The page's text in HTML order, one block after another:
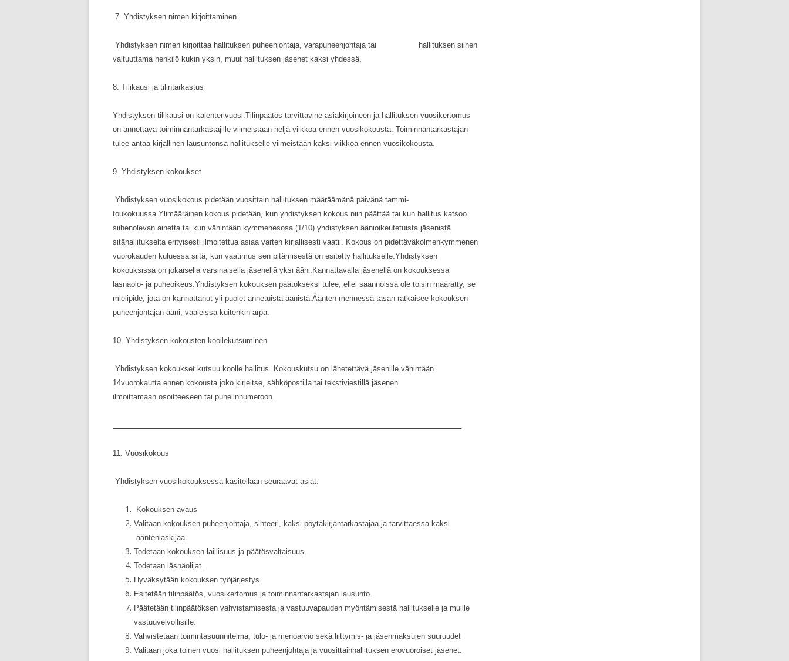
7. Yhdistyksen nimen kirjoittaminen
Yhdistyksen nimen kirjoittaa hallituksen puheenjohtaja, varapuheenjohtaja tai hallituksen siihen
valtuuttama henkilö kukin yksin, muut hallituksen jäsenet kaksi yhdessä.
8. Tilikausi ja tilintarkastus
Yhdistyksen tilikausi on kalenterivuosi.Tilinpäätös tarvittavine asiakirjoineen ja hallituksen vuosikertomus
on annettava toiminnantarkastajille viimeistään neljä viikkoa ennen vuosikokousta. Toiminnantarkastajan
tulee antaa kirjallinen lausuntonsa hallitukselle viimeistään kaksi viikkoa ennen vuosikokousta.
9. Yhdistyksen kokoukset
Yhdistyksen vuosikokous pidetään vuosittain hallituksen määräämänä päivänä tammi-
toukokuussa.Ylimääräinen kokous pidetään, kun yhdistyksen kokous niin päättää tai kun hallitus katsoo
siihenolevan aihetta tai kun vähintään kymmenesosa (1/10) yhdistyksen äänioikeutetuista jäsenistä
sitähallitukselta erityisesti ilmoitettua asiaa varten kirjallisesti vaatii. Kokous on pidettäväkolmenkymmenen
vuorokauden kuluessa siitä, kun vaatimus sen pitämisestä on esitetty hallitukselle.Yhdistyksen
kokouksissa on jokaisella varsinaisella jäsenellä yksi ääni.Kannattavalla jäsenellä on kokouksessa
läsnäolo- ja puheoikeus.Yhdistyksen kokouksen päätökseksi tulee, ellei säännöissä ole toisin määrätty, se
mielipide, jota on kannattanut yli puolet annetuista äänistä.Äänten mennessä tasan ratkaisee kokouksen
puheenjohtajan ääni, vaaleissa kuitenkin arpa.
10. Yhdistyksen kokousten koollekutsuminen
Yhdistyksen kokoukset kutsuu koolle hallitus. Kokouskutsu on lähetettävä jäsenille vähintään
14vuorokautta ennen kokousta joko kirjeitse, sähköpostilla tai tekstiviestillä jäsenen
ilmoittamaan osoitteeseen tai puhelinnumeroon.
11. Vuosikokous
Yhdistyksen vuosikokouksessa käsitellään seuraavat asiat:
Kokouksen avaus
Valitaan kokouksen puheenjohtaja, sihteeri, kaksi pöytäkirjantarkastajaa ja tarvittaessa kaksi
ääntenlaskijaa.
Todetaan kokouksen laillisuus ja päätösvaltaisuus.
Todetaan läsnäolijat.
Hyväksytään kokouksen työjärjestys.
Esitetään tilinpäätös, vuosikertomus ja toiminnantarkastajan lausunto.
Päätetään tilinpäätöksen vahvistamisesta ja vastuuvapauden myöntämisestä hallitukselle ja muille
vastuuvelvollisille.
Vahvistetaan toimintasuunnitelma, tulo- ja menoarvio sekä liittymis- ja jäsenmaksujen suuruudet
Valitaan joka toinen vuosi hallituksen puheenjohtaja ja vuosittainhallituksen erovuoroiset jäsenet.